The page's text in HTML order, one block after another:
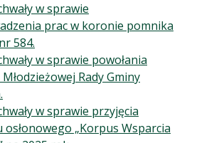
w sprawie
prac w koronie pomnika
584.
w sprawie powołania
Rady Gminy
w sprawie przyjęcia
„Korpus Wsparcia